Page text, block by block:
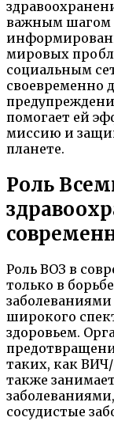
важным шагом
мировых
социальным
своевременно
помогает ей
миссию и
планете.
Роль
Роль ВОЗ в
только в
широкого
здоровьем.
таких, как
также
сосудистые